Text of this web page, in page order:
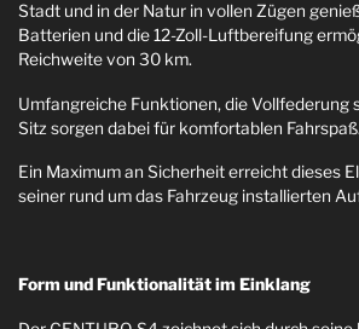
Stadt und in der Natur in vollen Zügen
Batterien und die 12-Zoll-Luftbereifung
Reichweite von 30 km.
Umfangreiche Funktionen, die Vollfederung
Sitz sorgen dabei für komfortablen Fahrspaß.
Ein Maximum an Sicherheit erreicht dieses
seiner rund um das Fahrzeug installierten
Form und Funktionalität im Einklang